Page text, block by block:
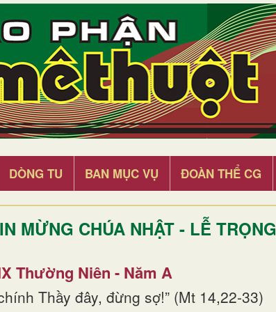
DÒNG TU BAN MỤC VỤ ĐOÀN THỂ CG
MỪNG CHÚA NHẬT - LỄ TRỌNG
Thường Niên - Năm A
Thầy đây, đừng sợ!” (Mt 14,22-33)